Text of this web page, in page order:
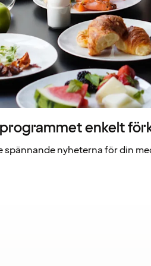
enkelt
spännande nyheterna för din